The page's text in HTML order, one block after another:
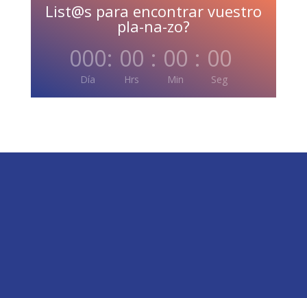
List@s para encontrar vuestro
pla-na-zo?
000
Día
: 00
Hrs
: 00
Min
: 00
Seg